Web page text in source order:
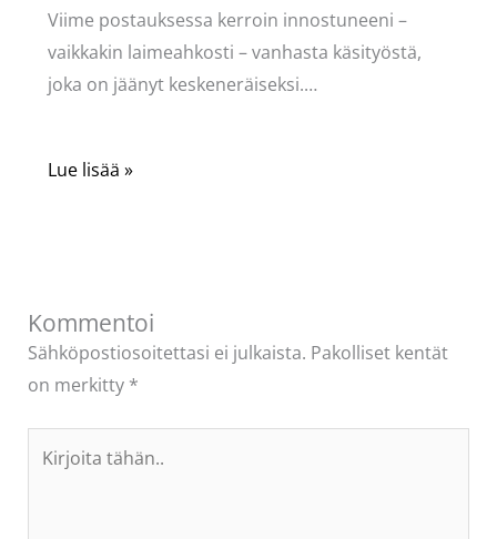
Viime postauksessa kerroin innostuneeni –
vaikkakin laimeahkosti – vanhasta käsityöstä,
joka on jäänyt keskeneräiseksi.…
Lue lisää »
Kommentoi
Sähköpostiosoitettasi ei julkaista. Pakolliset kentät
on merkitty *
tähän..